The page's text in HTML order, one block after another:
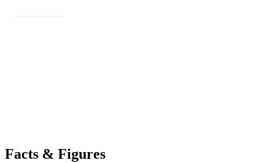
Facts & Figures